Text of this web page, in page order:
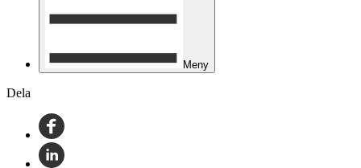
Meny
Dela